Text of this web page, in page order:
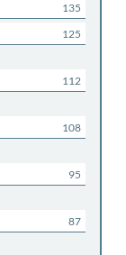
135
125
112
108
95
87